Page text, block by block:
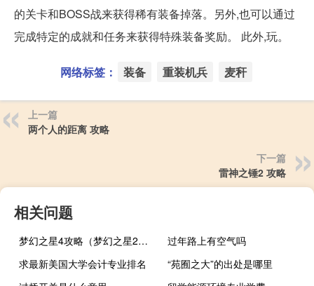
的关卡和BOSS战来获得稀有装备掉落。另外,也可以通过
完成特定的成就和任务来获得特殊装备奖励。 此外,玩。
网络标签： 装备 重装机兵 麦秆
上一篇
两个人的距离 攻略
下一篇
雷神之锤2 攻略
相关问题
梦幻之星4攻略（梦幻之星2密码）
过年路上有空气吗
求最新美国大学会计专业排名
“苑囿之大”的出处是哪里